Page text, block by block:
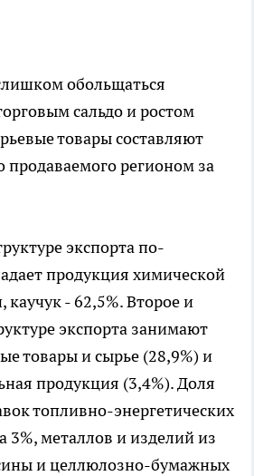
обольщаться
сальдо и ростом
товары составляют
продаваемого регионом за
экспорта по-
продукция химической
- 62,5%. Второе и
экспорта занимают
товары и сырье (28,9%) и
продукция (3,4%). Доля
топливно-энергетических
3%, металлов и изделий из
и целлюлозно-бумажных